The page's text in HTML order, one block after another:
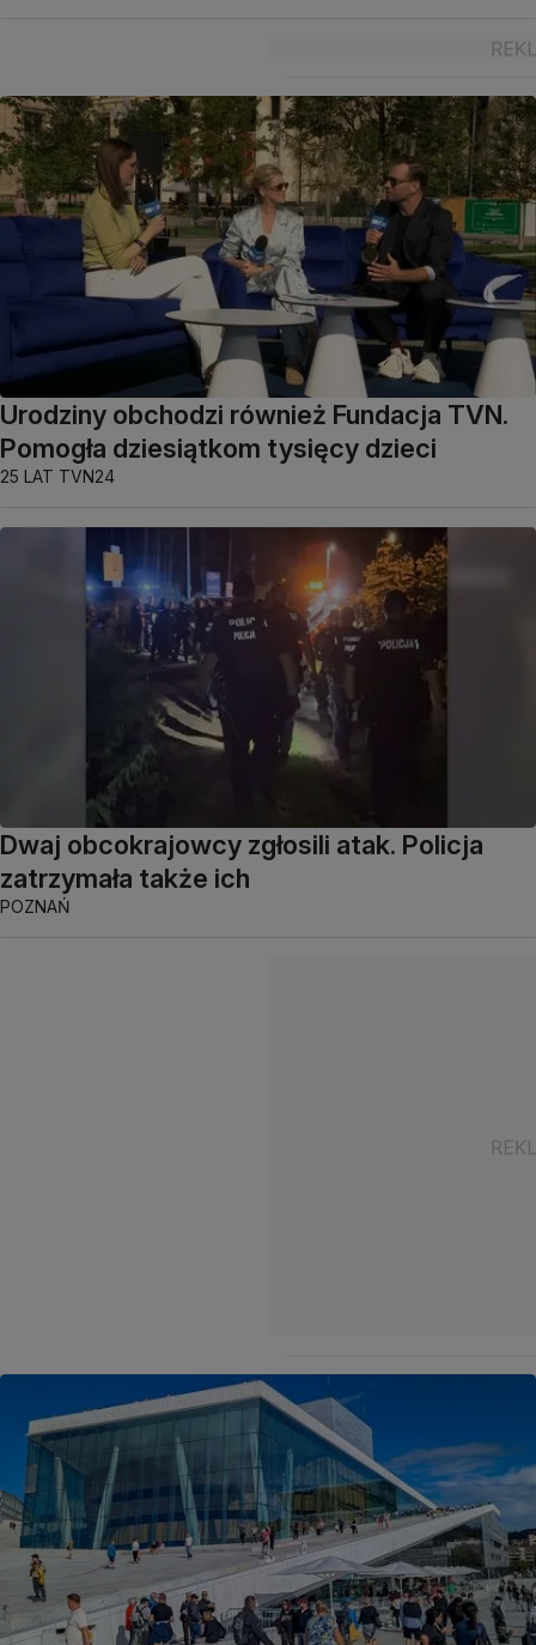
Urodziny obchodzi również Fundacja TVN.
Pomogła dziesiątkom tysięcy dzieci
25 LAT TVN24
Dwaj obcokrajowcy zgłosili atak. Policja
zatrzymała także ich
POZNAŃ